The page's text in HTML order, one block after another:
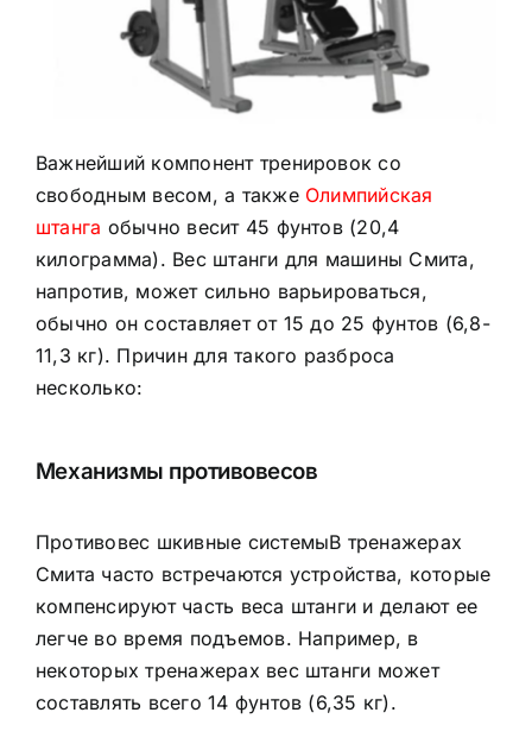
Важнейший компонент тренировок со
свободным весом, а также Олимпийская
штанга обычно весит 45 фунтов (20,4
килограмма). Вес штанги для машины Смита,
напротив, может сильно варьироваться,
обычно он составляет от 15 до 25 фунтов (6,8-
11,3 кг). Причин для такого разброса
несколько:
Механизмы противовесов
Противовес шкивные системыВ тренажерах
Смита часто встречаются устройства, которые
компенсируют часть веса штанги и делают ее
легче во время подъемов. Например, в
некоторых тренажерах вес штанги может
составлять всего 14 фунтов (6,35 кг).